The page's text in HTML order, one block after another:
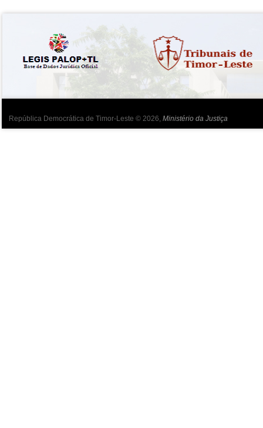
República Democrática de Timor-Leste © 2026, Ministério da Justiça